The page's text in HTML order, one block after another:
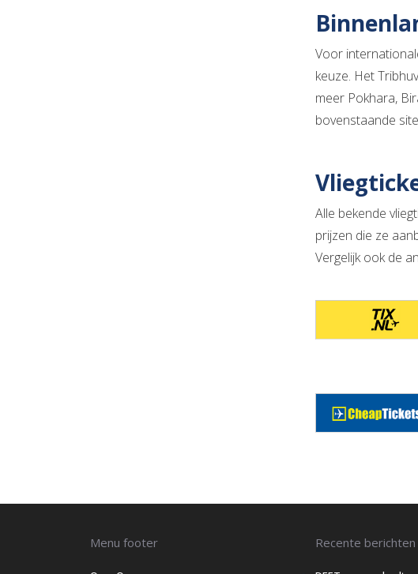
Voor
keuze. Het
meer Pokhara,
bovenstaande
Alle bekende
prijzen die ze
Vergelijk ook de
Menu footer Recente berichten